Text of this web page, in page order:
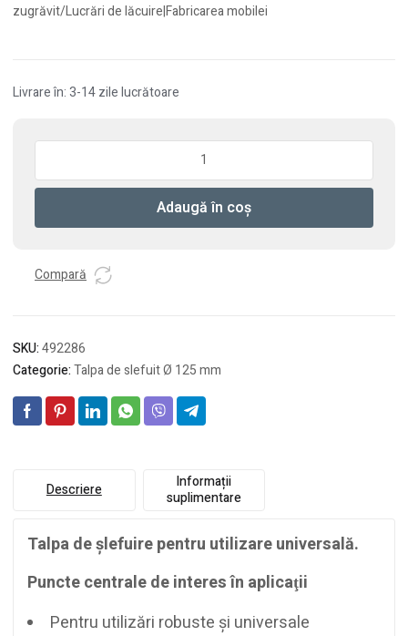
zugrăvit/Lucrări de lăcuire|Fabricarea mobilei
Livrare în: 3-14 zile lucrătoare
Cantitate
de
ST-
125/8-
HT
Adaugă în coș
Compară
SKU:492286
Categorie:Talpa de slefuit Ø 125 mm
Descriere
Informații
suplimentare
Talpa de şlefuire pentru utilizare universală.
Puncte centrale de interes în aplicaţii
Pentru utilizări robuste şi universale